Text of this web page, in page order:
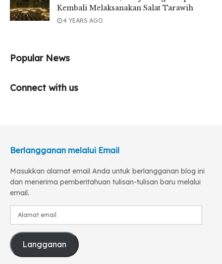
bersih juga dan pelayanannya baik yang paling penting,”
ungkapnya.
Kerang rebus legendaris tersebut pun buka mulai pukul 17.00
Kembali Melaksanakan Salat Tarawih
4 YEARS AGO
Popular News
Connect with us
Berlangganan melalui Email
Masukkan alamat email Anda untuk berlangganan blog ini
dan menerima pemberitahuan tulisan-tulisan baru melalui
email.
Alamat
Langganan